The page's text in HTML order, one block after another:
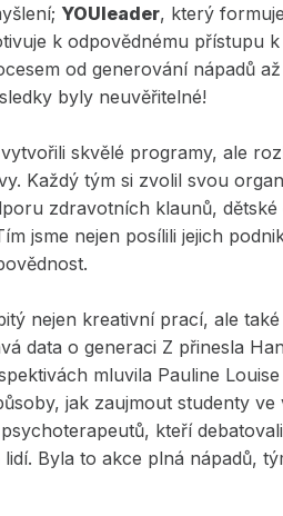
YOUleader, který
k odpovědnému přístupu
od generování nápadů
byly neuvěřitelné!
skvělé programy, ale
Každý tým si zvolil svou
zdravotních klaunů,
jsme nejen posílili jejich
nejen kreativní prací, ale
data o generaci Z přinesla
mluvila Pauline
jak zaujmout studenty
kteří
Byla to akce plná nápadů,